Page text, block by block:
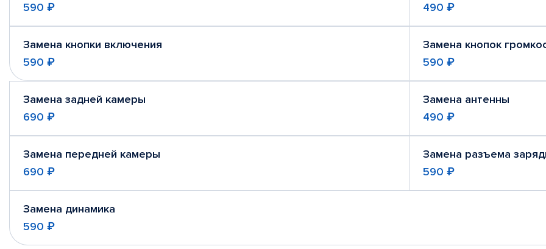
590 ₽
490 ₽
Замена кнопки включения
590 ₽
Замена кнопок
590 ₽
Замена задней камеры
690 ₽
Замена антенны
490 ₽
Замена передней камеры
690 ₽
Замена разъема
590 ₽
Замена динамика
590 ₽